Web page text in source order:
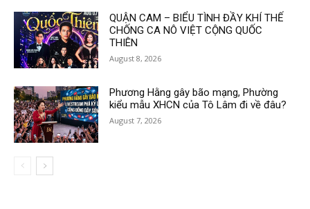
QUẬN CAM – BIỂU TÌNH ĐẦY KHÍ THẾ
CHỐNG CA NÔ VIỆT CỘNG QUỐC
THIÊN
August 8, 2026
Phương Hằng gây bão mạng, Phường
kiểu mẫu XHCN của Tô Lâm đi về đâu?
August 7, 2026